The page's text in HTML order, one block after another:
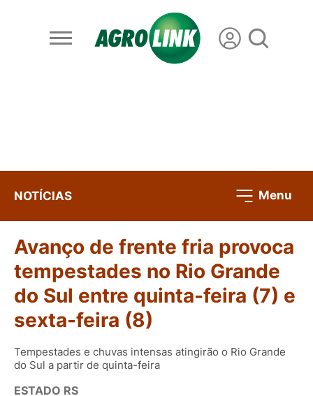
NOTÍCIAS Menu
Avanço de frente fria provoca
tempestades no Rio Grande
do Sul entre quinta-feira (7) e
sexta-feira (8)
Tempestades e chuvas intensas atingirão o Rio Grande
do Sul a partir de quinta-feira
ESTADO RS